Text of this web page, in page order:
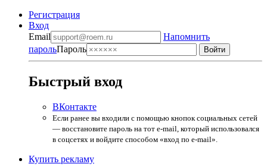
Регистрация
Вход
Email
Напомнить
парольПароль
Быстрый вход
ВКонтакте
Если ранее вы входили с помощью кнопок социальных сетей
— восстановите пароль на тот e-mail, который использовался
в соцсетях и войдите способом «вход по e-mail».
Купить рекламу